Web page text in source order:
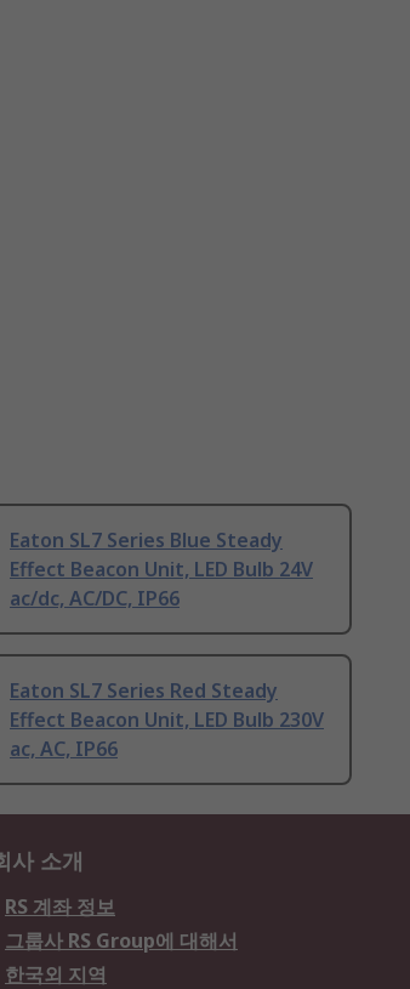
Eaton SL7 Series Blue Steady
Effect Beacon Unit, LED Bulb 24V
ac/dc, AC/DC, IP66
Eaton SL7 Series Red Steady
Effect Beacon Unit, LED Bulb 230V
ac, AC, IP66
사 소개
RS 계좌 정보
그룹사 RS Group에 대해서
한국외 지역